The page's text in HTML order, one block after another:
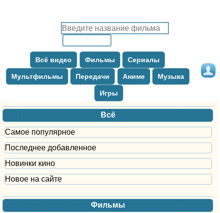
Всё видео Фильмы Сериалы
Мультфильмы Передачи Аниме Музыка
Игры
Всё
Самое популярное
Последнее добавленное
Новинки кино
Новое на сайте
Фильмы